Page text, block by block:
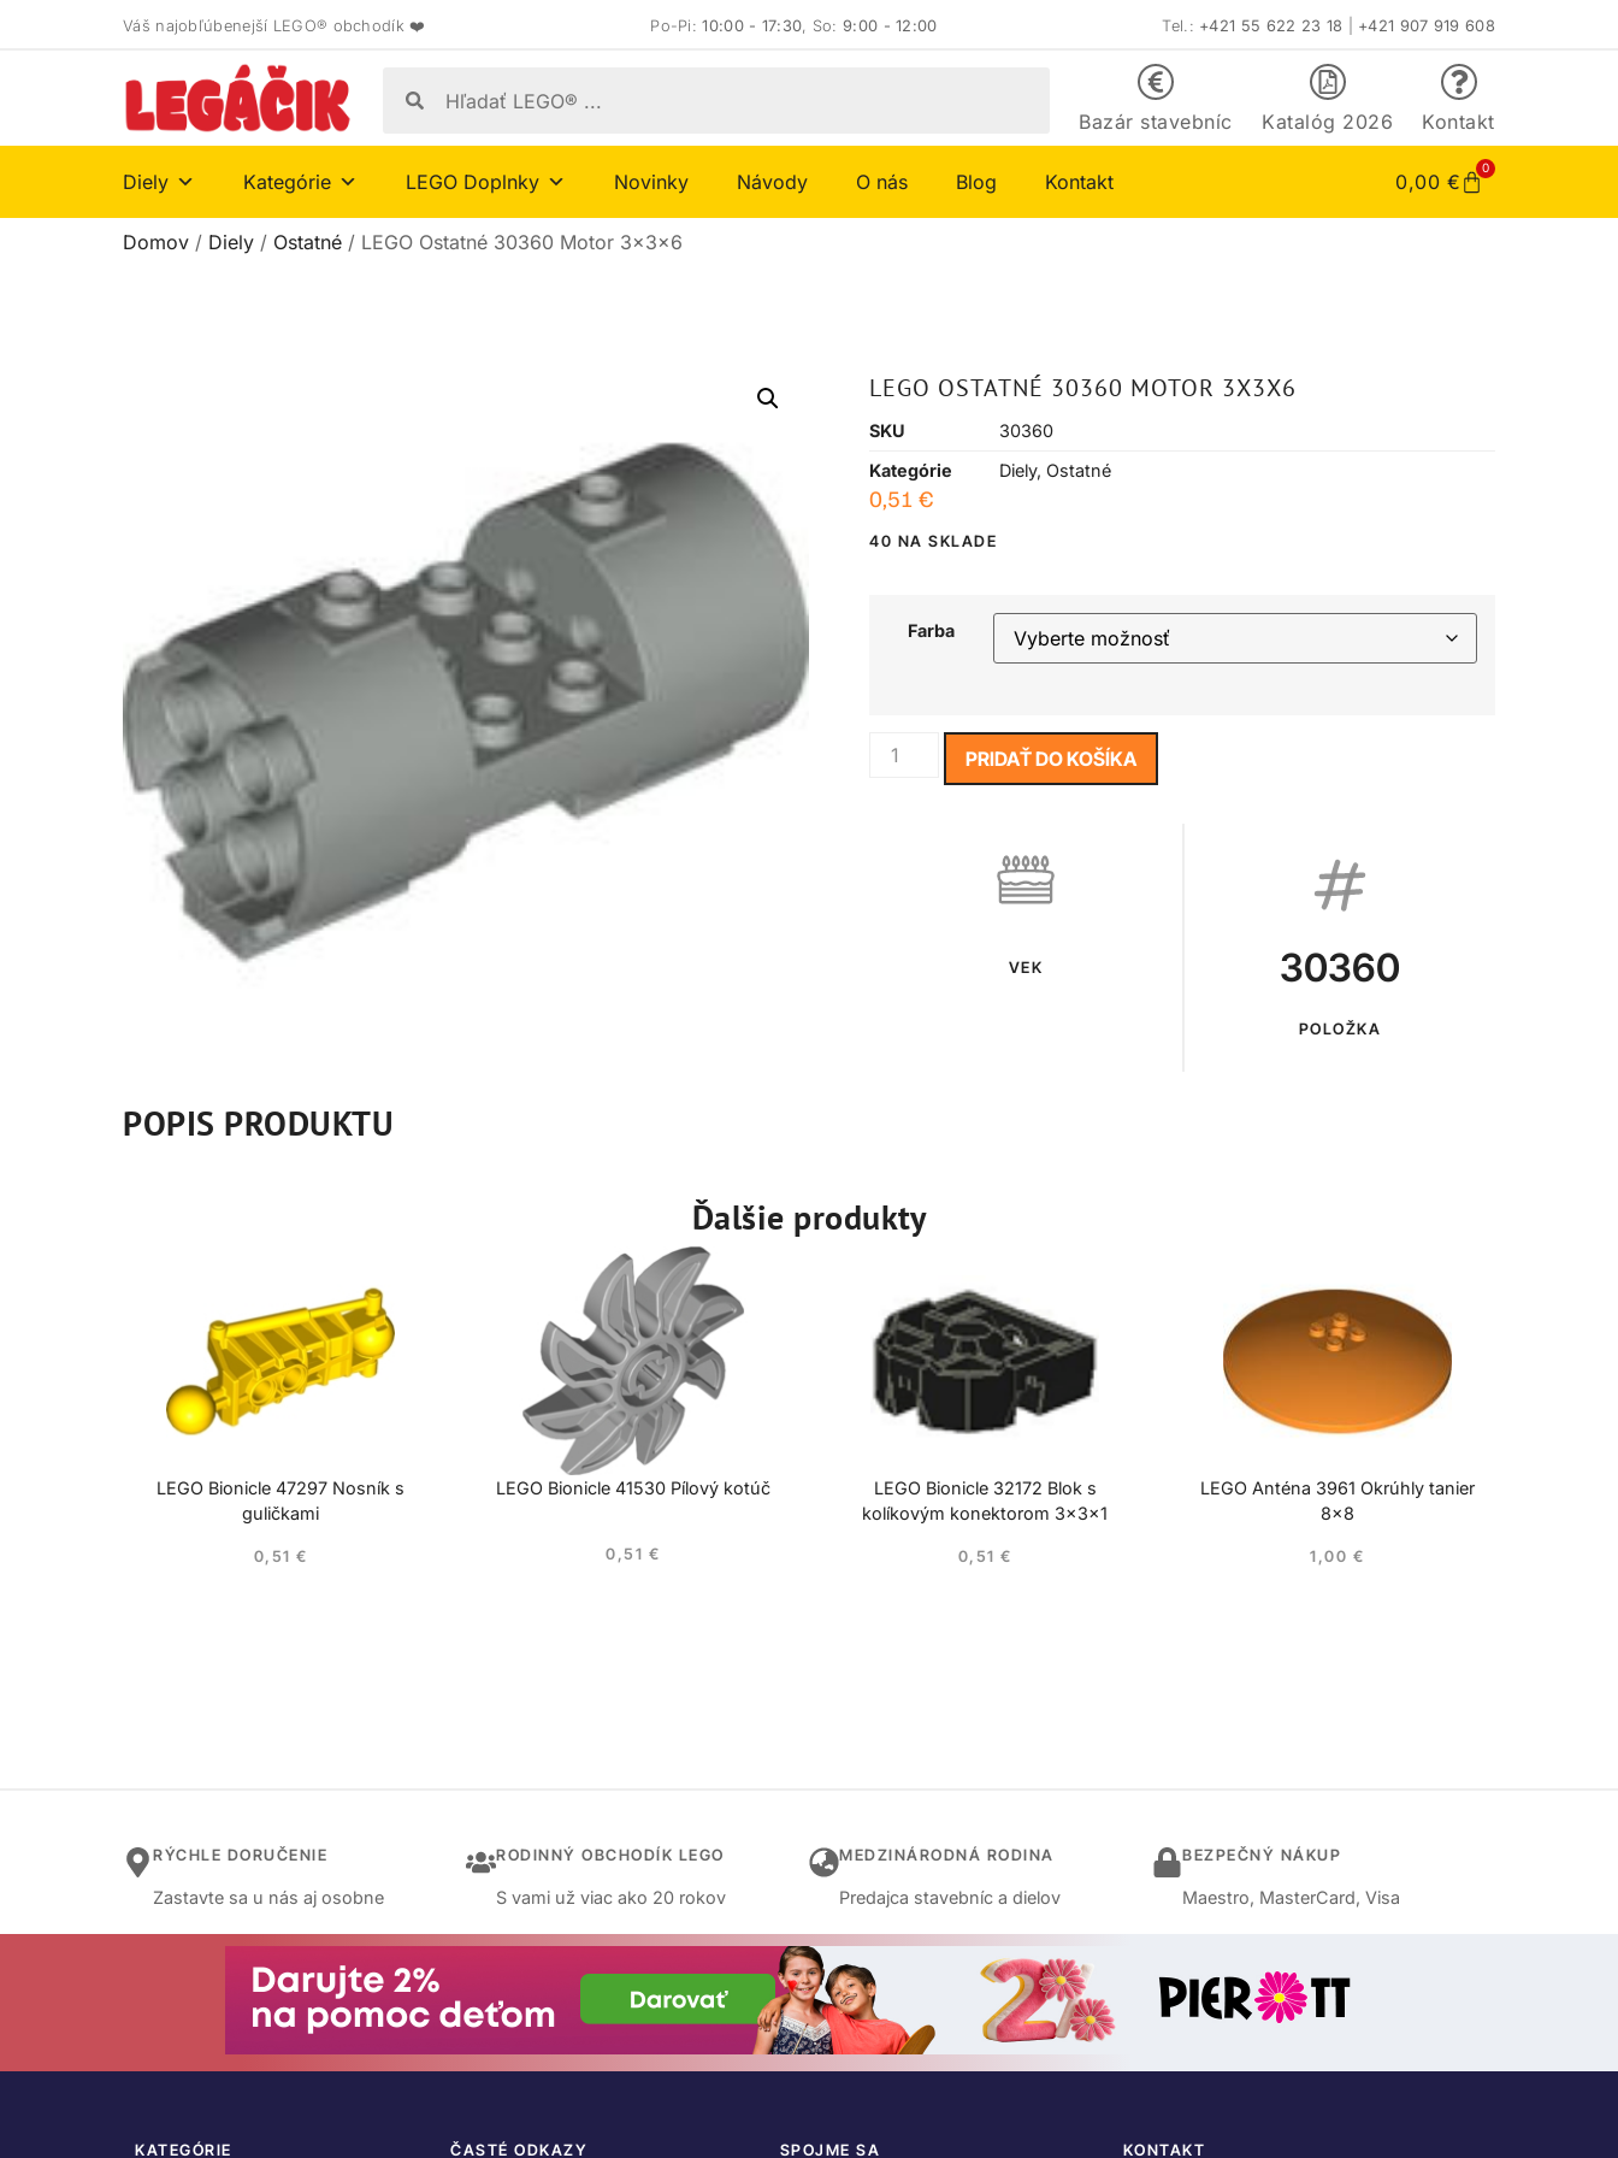
Váš najobľúbenejší LEGO® obchodík ❤️ Po-Pi:10:00 - 17:30, So:9:00 - 12:00 Tel.: +421 55 622 23 18 +421 907 919 608
Bazár stavebníc Katalóg 2026 Kontakt
Diely Kategórie LEGO Doplnky Novinky Návody O nás Blog Kontakt 0,00 €
0
Domov / Diely / Ostatné / LEGO Ostatné 30360 Motor 3x3x6
LEGO OSTATNÉ 30360 MOTOR 3X3X6
SKU
30360
Kategórie
Diely, Ostatné
0,51 €
40 NA SKLADE
Farba
PRIDAŤ DO KOŠÍKA
VEK 30360
POLOŽKA
POPIS PRODUKTU
Ďalšie produkty
LEGO Bionicle 47297 Nosník s
guličkami
0,51€
LEGO Bionicle 41530 Pílový kotúč
0,51 €
LEGO Bionicle 32172 Blok s
kolíkovým konektorom 3x3x1
0,51€
LEGO Anténa 3961 Okrúhly tanier
8×8
1,00 €
RÝCHLE DORUČENIE
Zastavte sa u nás aj osobne
RODINNÝ OBCHODÍK LEGO
S vami už viac ako 20 rokov
MEDZINÁRODNÁ RODINA
Predajca stavebníc a dielov
BEZPEČNÝ NÁKUP
Maestro, MasterCard, Visa
KATEGÓRIE ČASTÉ ODKAZY SPOJME SA KONTAKT